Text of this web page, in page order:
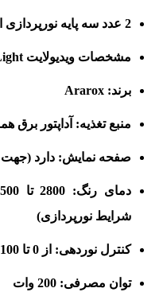
2 عدد سه پایه نورپردازی ایلکین iLKeen 260 Light Stand
مشخصات ویدیولایت Ararox VL200 BI LED Video Light:
برند: Ararox
منبع تغذیه: آداپتور برق
صفحه نمایش: دارد (جهت
شرایط نورپردازی)
کنترل نوردهی: از 0 تا 100 درصد
توان مصرفی: 200 وات